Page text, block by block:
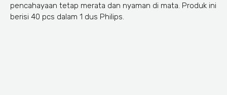
pencahayaan tetap merata dan nyaman di mata. Produk ini
berisi 40 pcs dalam 1 dus Philips.